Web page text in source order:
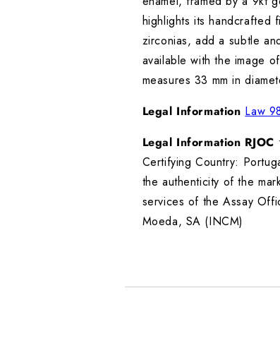
highlights its handcrafted
zirconias, add a subtle
available with the image
measures 33 mm in
Legal Information Law
Legal Information RJOC
Certifying Country:
the authenticity of the
services of the Assay
Moeda, SA (INCM)